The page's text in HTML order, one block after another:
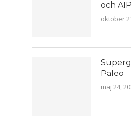
och AIP
oktober
Paleo –
maj 24,